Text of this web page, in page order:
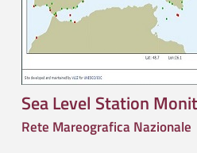
Sea Level Station
Rete Mareografica Nazionale